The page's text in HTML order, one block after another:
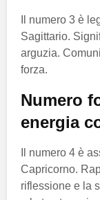
Il numero 3 è
Sagittario.
arguzia.
forza.
Numero
energia
Il numero 4 è
Capricorno.
riflessione e la